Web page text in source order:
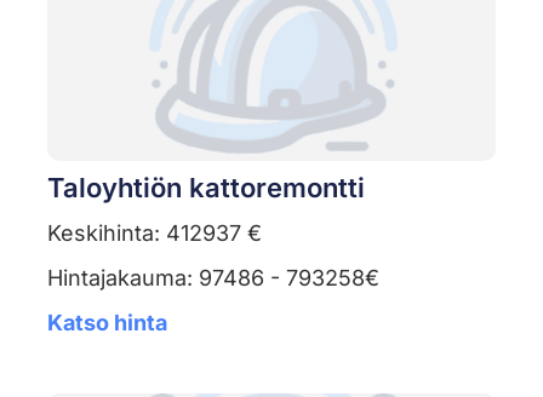
Taloyhtiön kattoremontti
Keskihinta: 412937 €
Hintajakauma: 97486 - 793258€
Katso hinta